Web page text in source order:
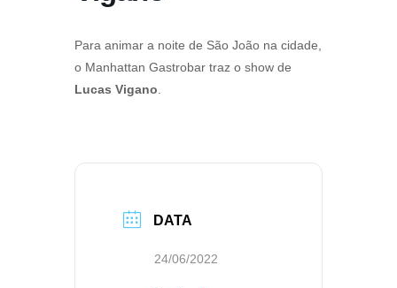
Para animar a noite de São João na cidade,
o Manhattan Gastrobar traz o show de
Lucas Vigano
DATA
24/06/2022